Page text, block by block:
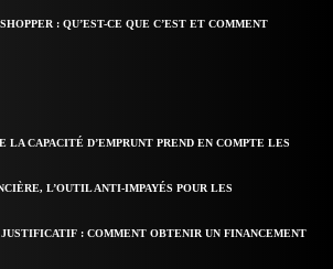
: QU’EST-CE QUE C’EST ET COMMENT
LA CAPACITÉ D’EMPRUNT PREND EN COMPTE LES
L’OUTIL ANTI-IMPAYÉS POUR LES
: COMMENT OBTENIR UN FINANCEMENT